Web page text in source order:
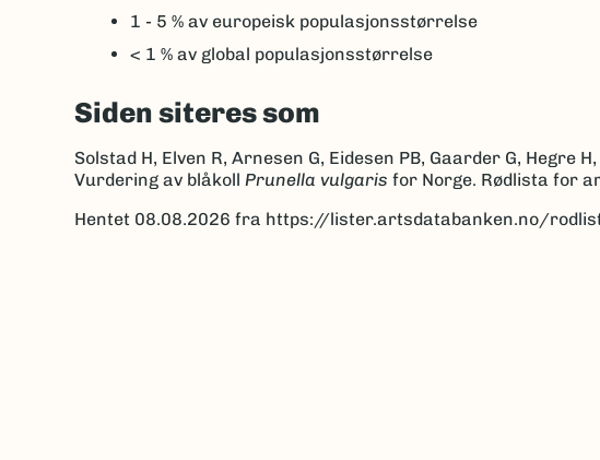
1 - 5 % av europeisk populasjonsstørrelse
< 1 % av global populasjonsstørrelse
Siden siteres som
Solstad H, Elven R, Arnesen G, Eidesen PB, Gaarder G, Hegre
Vurdering av blåkoll Prunella vulgaris for Norge. Rødlista for
Hentet 08.08.2026 fra https://lister.artsdatabanken.no/